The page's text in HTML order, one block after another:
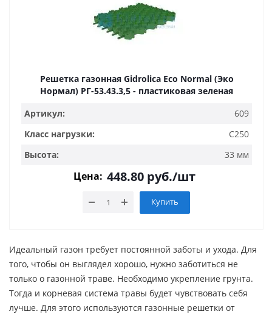
Решетка газонная Gidrolica Eco Normal (Эко
Нормал) РГ-53.43.3,5 - пластиковая зеленая
Артикул:
609
Класс нагрузки:
C250
Высота:
33 мм
Цена: 448.80 руб./шт
Купить
Идеальный газон требует постоянной заботы и ухода. Для
того, чтобы он выглядел хорошо, нужно заботиться не
только о газонной траве. Необходимо укрепление грунта.
Тогда и корневая система травы будет чувствовать себя
лучше. Для этого используются газонные решетки от